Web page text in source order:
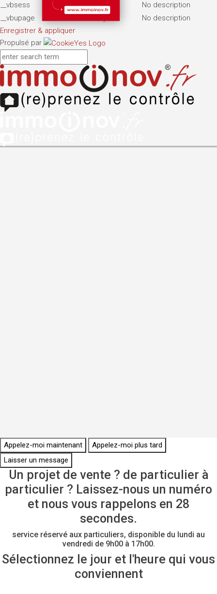
__vbsess
7 days
No description
__vbupage
No description
Enregistrer & appliquer
Propulsé par
Appelez-moi maintenant
Appelez-moi plus tard
Laisser un message
Un projet de vente ? de particulier à
particulier ? Laissez-nous un numéro
et nous vous rappelons en 28
secondes.
service réservé aux particuliers, disponible du lundi au
vendredi de 9h00 à 17h00.
Sélectionnez le jour et l'heure qui vous
conviennent